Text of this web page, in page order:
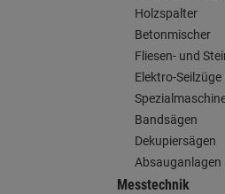
Holzspalter
Betonmischer
Fliesen- und
Elektro-Seilzüge
Bandsägen
Dekupiersägen
Absauganlagen
Messtechnik